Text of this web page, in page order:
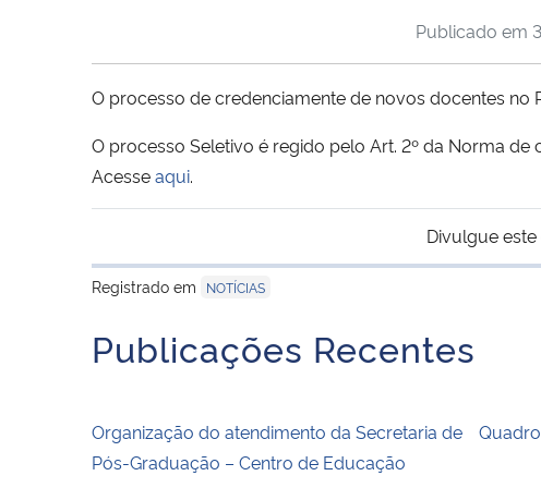
Publicado em
O processo de credenciamente de novos docentes no
O processo Seletivo é regido pelo Art. 2º da Norma
Acesseaqui.
Divulgue
Registrado em
NOTÍCIAS
Publicações Recentes
Organização do atendimento da Secretaria de
Pós-Graduação – Centro de Educação